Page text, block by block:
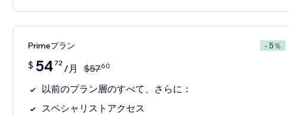
Primeプラン - 5％
$ 54 72 /月 $5760
以前のプラン層のすべて、さらに：
スペシャリストアクセス